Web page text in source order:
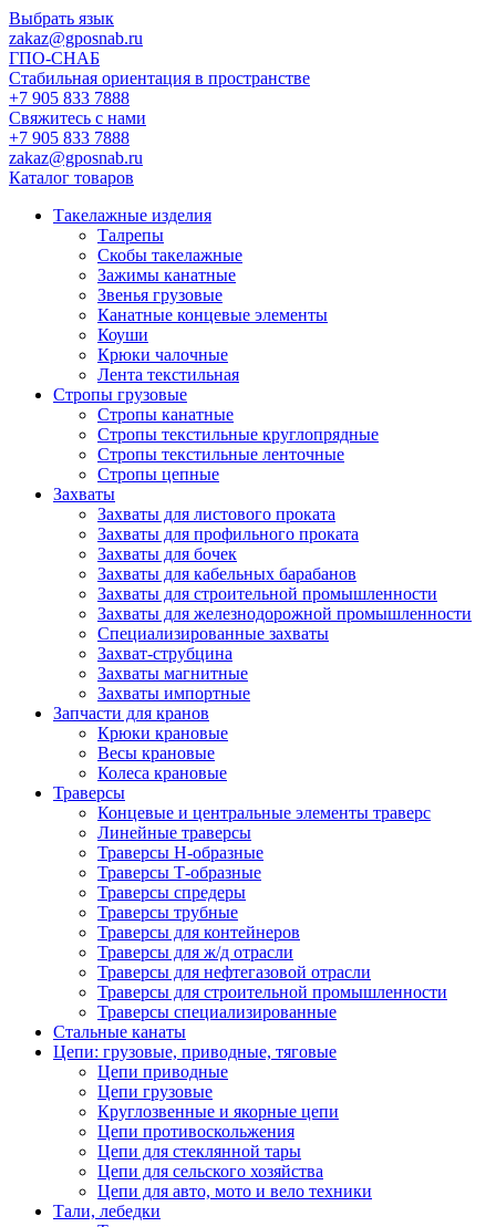
Выбрать язык
zakaz@gposnab.ru
ГПО-СНАБ
Стабильная ориентация в пространстве
+7 905 833 7888
Свяжитесь с нами
+7 905 833 7888
zakaz@gposnab.ru
Каталог товаров
Такелажные изделия
Талрепы
Скобы такелажные
Зажимы канатные
Звенья грузовые
Канатные концевые элементы
Коуши
Крюки чалочные
Лента текстильная
Стропы грузовые
Стропы канатные
Стропы текстильные круглопрядные
Стропы текстильные ленточные
Стропы цепные
Захваты
Захваты для листового проката
Захваты для профильного проката
Захваты для бочек
Захваты для кабельных барабанов
Захваты для строительной промышленности
Захваты для железнодорожной промышленности
Специализированные захваты
Захват-струбцина
Захваты магнитные
Захваты импортные
Запчасти для кранов
Крюки крановые
Весы крановые
Колеса крановые
Траверсы
Концевые и центральные элементы траверс
Линейные траверсы
Траверсы Н-образные
Траверсы Т-образные
Траверсы спредеры
Траверсы трубные
Траверсы для контейнеров
Траверсы для ж/д отрасли
Траверсы для нефтегазовой отрасли
Траверсы для строительной промышленности
Траверсы специализированные
Стальные канаты
Цепи: грузовые, приводные, тяговые
Цепи приводные
Цепи грузовые
Круглозвенные и якорные цепи
Цепи противоскольжения
Цепи для стеклянной тары
Цепи для сельского хозяйства
Цепи для авто, мото и вело техники
Тали, лебедки